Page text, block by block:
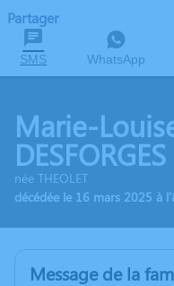
Partager
SMS WhatsApp
Marie-
DESFORGES
née THEOLET
décédée le 16 mars 2025 à
Message de la